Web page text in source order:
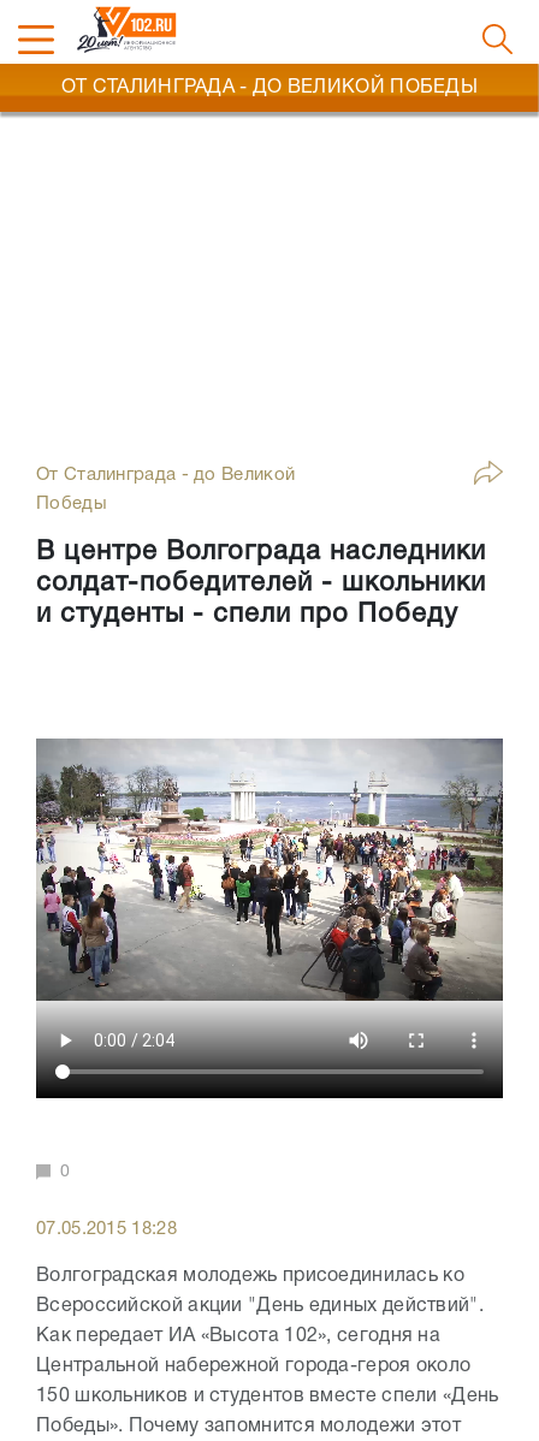
ОТ СТАЛИНГРАДА - ДО ВЕЛИКОЙ ПОБЕДЫ
От Сталинграда - до Великой
Победы
В центре Волгограда наследники
солдат-победителей - школьники
и студенты - спели про Победу
0
07.05.2015 18:28
Волгоградская молодежь присоединилась ко
Всероссийской акции "День единых действий".
Как передает ИА «Высота 102», сегодня на
Центральной набережной города-героя около
150 школьников и студентов вместе спели «День
Победы». Почему запомнится молодежи этот